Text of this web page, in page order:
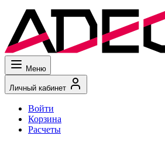
Меню
Личный кабинет
Войти
Корзина
Расчеты